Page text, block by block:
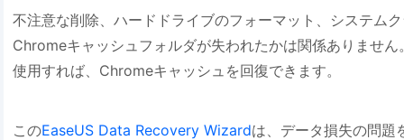
不注意な削除、ハードドライブのフォーマット、システム
Chromeキャッシュフォルダが失われたかは関係ありませ
使用すれば、Chromeキャッシュを回復できます。
このEaseUS Data Recovery Wizardは、データ損失の問題